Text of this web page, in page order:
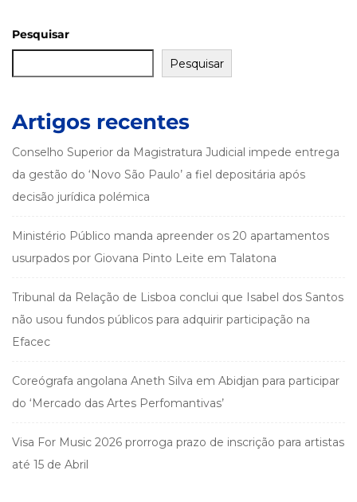
Pesquisar
Pesquisar
Artigos recentes
Conselho Superior da Magistratura Judicial impede entrega
da gestão do ‘Novo São Paulo’ a fiel depositária após
decisão jurídica polémica
Ministério Público manda apreender os 20 apartamentos
usurpados por Giovana Pinto Leite em Talatona
Tribunal da Relação de Lisboa conclui que Isabel dos Santos
não usou fundos públicos para adquirir participação na
Efacec
Coreógrafa angolana Aneth Silva em Abidjan para participar
do ‘Mercado das Artes Perfomantivas’
Visa For Music 2026 prorroga prazo de inscrição para artistas
até 15 de Abril